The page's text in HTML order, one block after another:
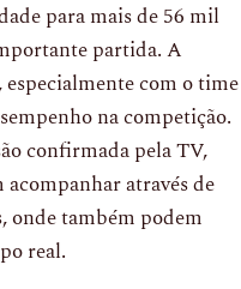
para mais de 56 mil
partida. A
com o time
na competição.
confirmada pela TV,
através de
onde também podem
real.